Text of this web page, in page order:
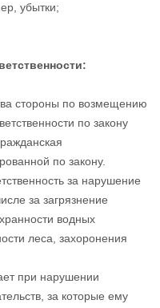
убытки;
стороны по возмещению
по закону
по закону.
за нарушение
за загрязнение
водных
леса, захоронения
при нарушении
за которые ему